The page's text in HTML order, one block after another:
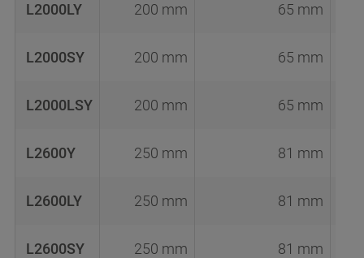
L2000LY 200 mm 65 mm
L2000SY 200 mm 65 mm
L2000LSY 200 mm 65 mm
L2600Y 250 mm 81 mm
L2600LY 250 mm 81 mm
L2600SY 250 mm 81 mm